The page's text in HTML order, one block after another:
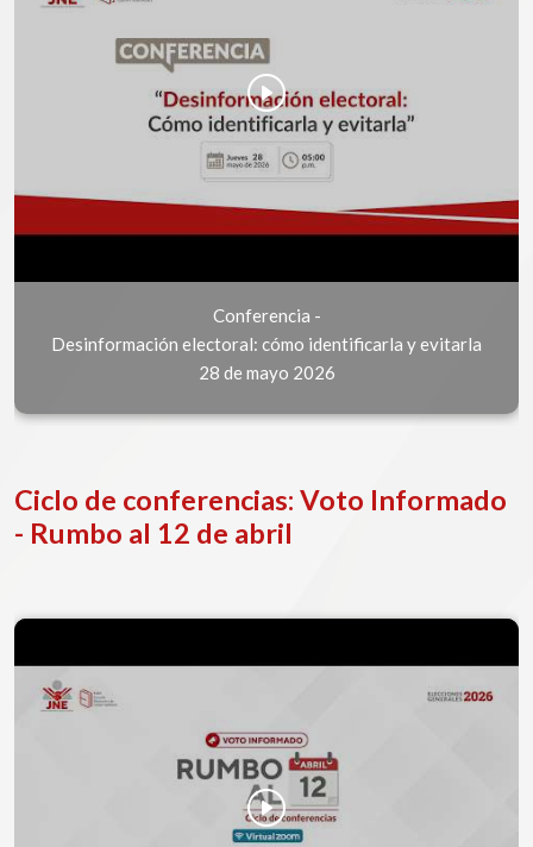
Conferencia -
Desinformación electoral: cómo identificarla y evitarla
28 de mayo 2026
Ciclo de conferencias: Voto Informado
- Rumbo al 12 de abril